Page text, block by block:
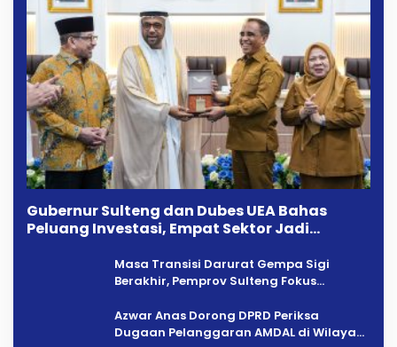
Gubernur Sulteng dan Dubes UEA Bahas
Peluang Investasi, Empat Sektor Jadi
Masa Transisi Darurat Gempa Sigi
Berakhir, Pemprov Sulteng Fokus
Azwar Anas Dorong DPRD Periksa
Dugaan Pelanggaran AMDAL di Wilayah